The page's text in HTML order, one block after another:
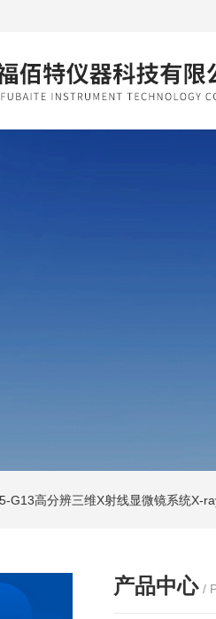
G13高分辨三维X射线显微镜系统X-
产品中心 /